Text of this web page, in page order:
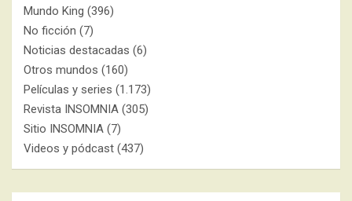
Mundo King (396)
No ficción (7)
Noticias destacadas (6)
Otros mundos (160)
Películas y series (1.173)
Revista INSOMNIA (305)
Sitio INSOMNIA (7)
Videos y pódcast (437)